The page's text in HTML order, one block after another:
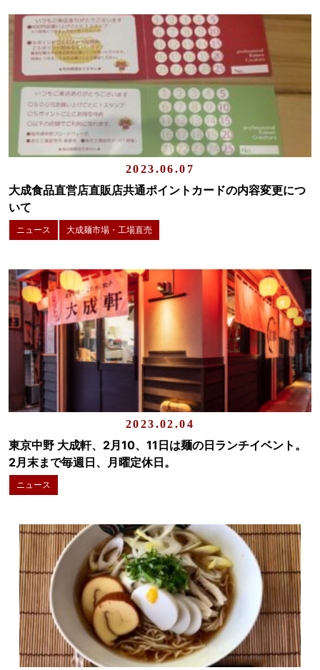
2023.06.07
大成食品直営店直販店共通ポイントカードの内容変更につ
いて
ニュース 大成麺市場・工場直売
2023.02.04
東京中野 大成軒、2月10、11日は麺の日ランチイベント。
2月末まで毎週日、月曜定休日。
ニュース